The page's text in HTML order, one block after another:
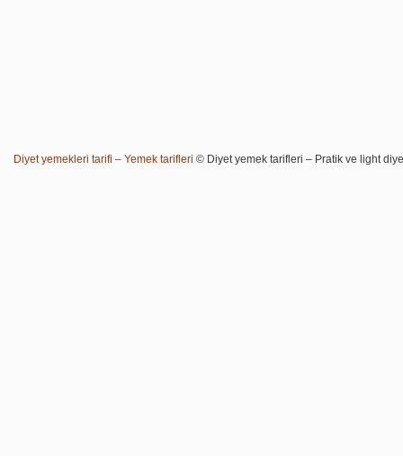
Diyet yemekleri tarifi – Yemek tarifleri © Diyet yemek tarifleri – Pratik ve light